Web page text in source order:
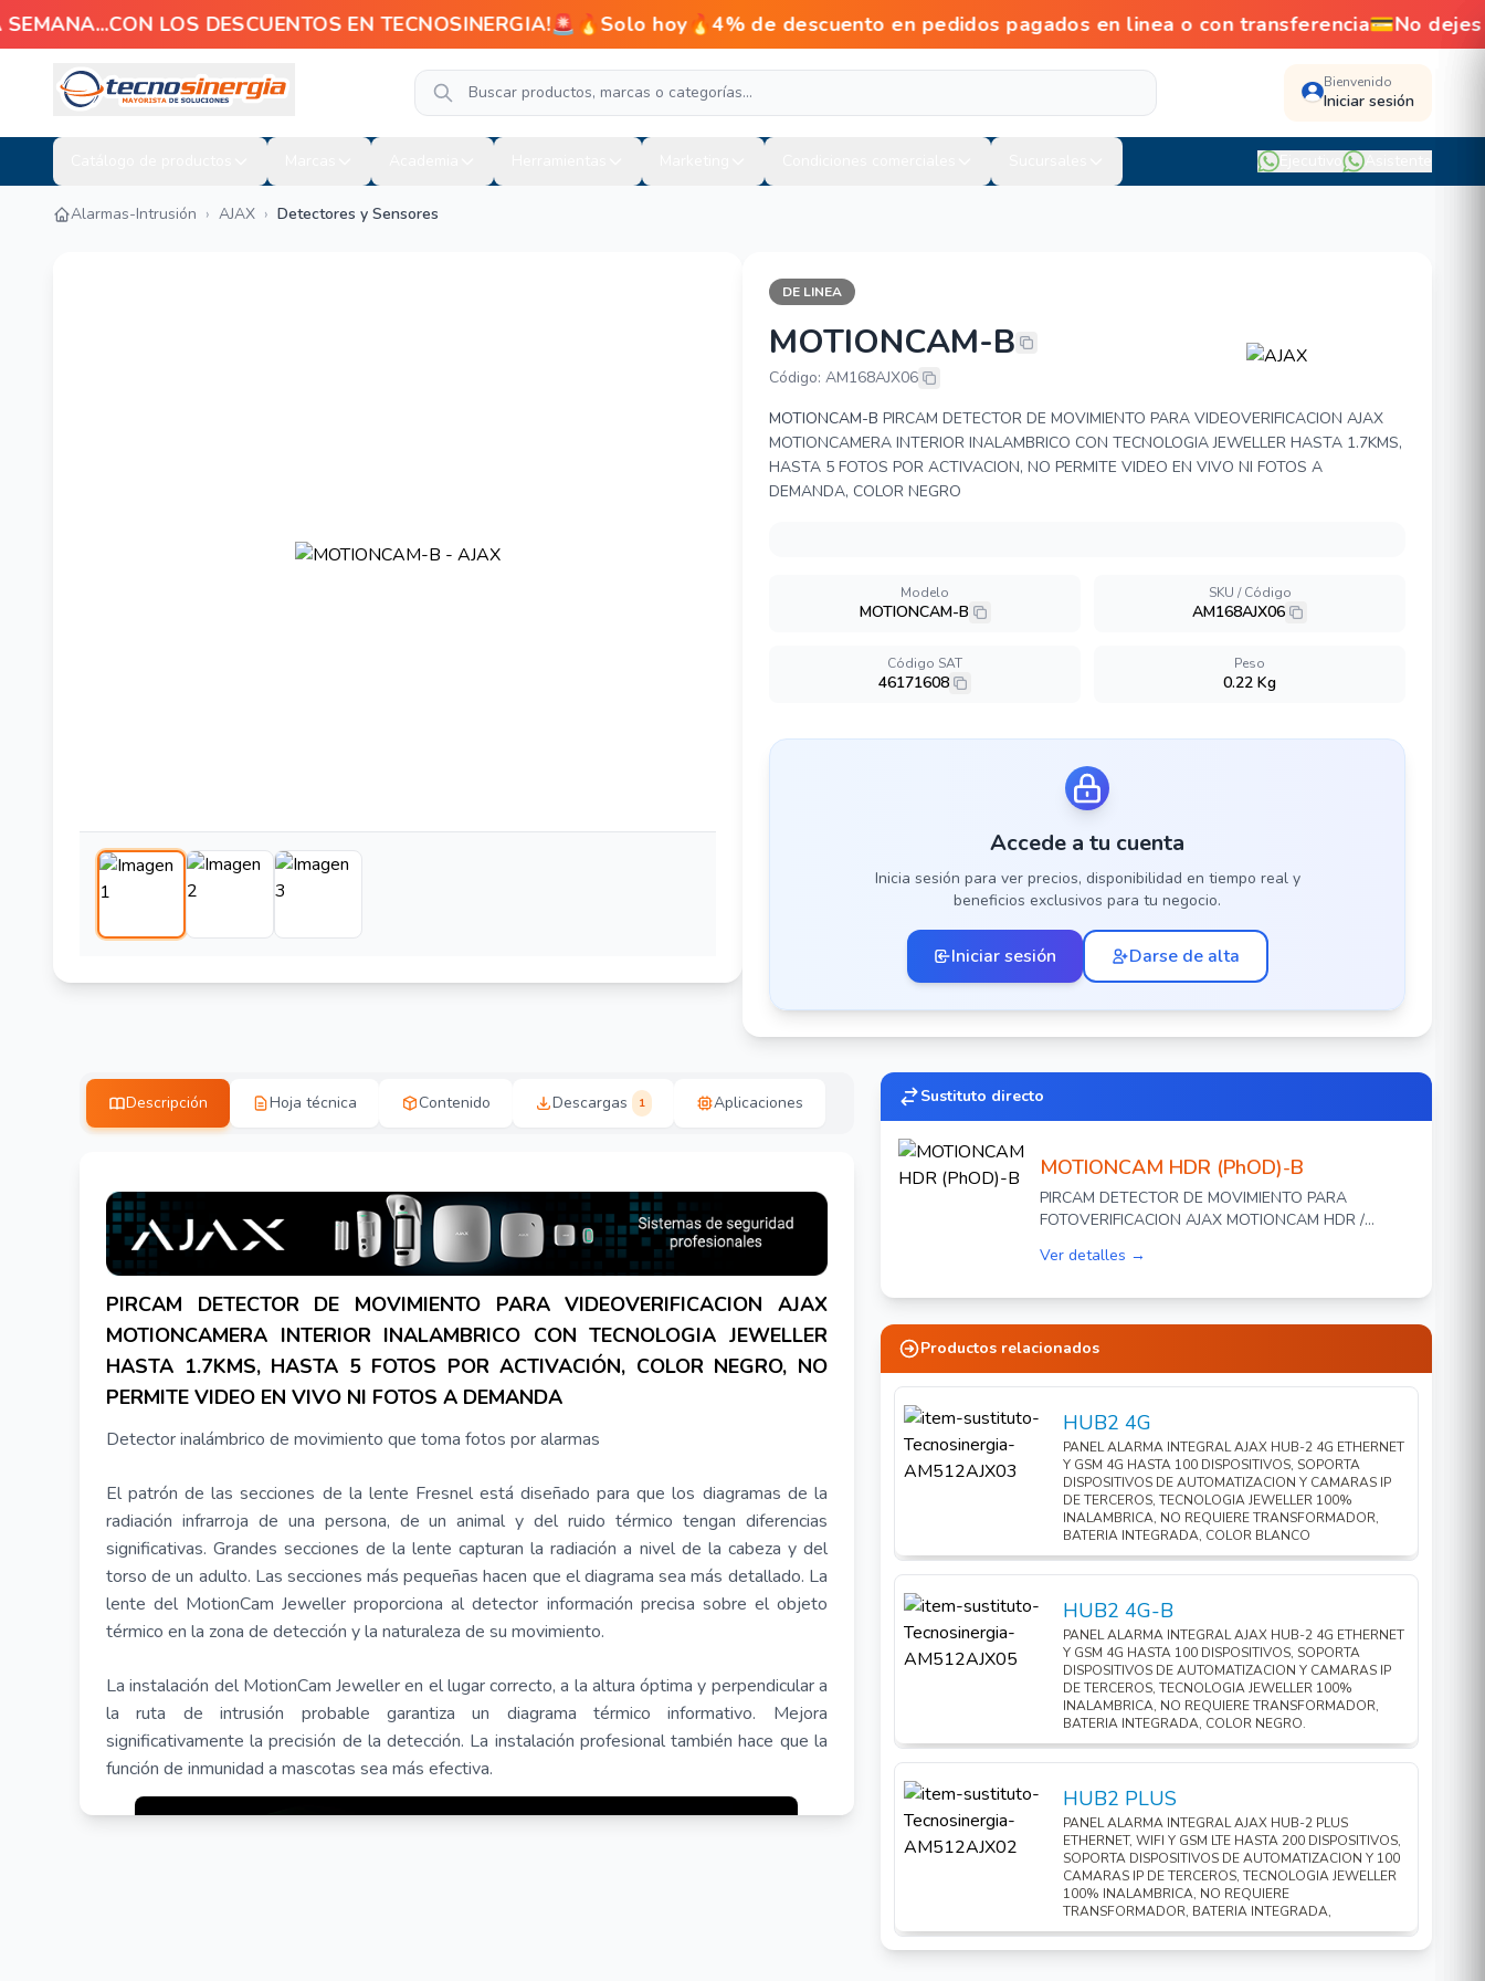
LOS DESCUENTOS EN TECNOSINERGIA!🚨🔥Solo hoy🔥4% de descuento en pedidos pagados en linea o con transferencia💳No
Bienvenido
Iniciar sesión
Alarmas-Intrusión › AJAX › Detectores y Sensores
DE LINEA
AJAX MOTIONCAM-B
MOTIONCAM-B
Código: AM168AJX06
MOTIONCAM-B PIRCAM DETECTOR DE MOVIMIENTO PARA VIDEOVERIFICACION AJAX
MOTIONCAMERA INTERIOR INALAMBRICO CON TECNOLOGIA JEWELLER HASTA 1.7KMS,
HASTA 5 FOTOS POR ACTIVACION, NO PERMITE VIDEO EN VIVO NI FOTOS A
DEMANDA, COLOR NEGRO
Modelo
MOTIONCAM-B
SKU / Código
AM168AJX06
Código SAT
46171608
Peso
0.22 Kg
Accede a tu cuenta
Inicia sesión para ver precios, disponibilidad en tiempo real y
beneficios exclusivos para tu negocio.
Iniciar sesión Darse de alta
Descripción Hoja técnica Contenido Descargas 1 Aplicaciones
PIRCAM DETECTOR DE MOVIMIENTO PARA VIDEOVERIFICACION AJAX
MOTIONCAMERA INTERIOR INALAMBRICO CON TECNOLOGIA JEWELLER
HASTA 1.7KMS, HASTA 5 FOTOS POR ACTIVACIÓN, COLOR NEGRO, NO
PERMITE VIDEO EN VIVO NI FOTOS A DEMANDA
Detector inalámbrico de movimiento que toma fotos por alarmas
El patrón de las secciones de la lente Fresnel está diseñado para que los diagramas de la
radiación infrarroja de una persona, de un animal y del ruido térmico tengan diferencias
significativas. Grandes secciones de la lente capturan la radiación a nivel de la cabeza y del
torso de un adulto. Las secciones más pequeñas hacen que el diagrama sea más detallado. La
lente del MotionCam Jeweller proporciona al detector información precisa sobre el objeto
térmico en la zona de detección y la naturaleza de su movimiento.
La instalación del MotionCam Jeweller en el lugar correcto, a la altura óptima y perpendicular a
la ruta de intrusión probable garantiza un diagrama térmico informativo. Mejora
significativamente la precisión de la detección. La instalación profesional también hace que la
función de inmunidad a mascotas sea más efectiva.
Sustituto directo
MOTIONCAM HDR (PhOD)-B
PIRCAM DETECTOR DE MOVIMIENTO PARA
FOTOVERIFICACION AJAX MOTIONCAM HDR /
DEMANDA PHoD / INALAMBRICO CON TECNOLOGIA
Ver detalles →
Productos relacionados
HUB2 4G
PANEL ALARMA INTEGRAL AJAX HUB-2 4G ETHERNET
Y GSM 4G HASTA 100 DISPOSITIVOS, SOPORTA
DISPOSITIVOS DE AUTOMATIZACION Y CAMARAS IP
DE TERCEROS, TECNOLOGIA JEWELLER 100%
INALAMBRICA, NO REQUIERE TRANSFORMADOR,
BATERIA INTEGRADA, COLOR BLANCO
HUB2 4G-B
PANEL ALARMA INTEGRAL AJAX HUB-2 4G ETHERNET
Y GSM 4G HASTA 100 DISPOSITIVOS, SOPORTA
DISPOSITIVOS DE AUTOMATIZACION Y CAMARAS IP
DE TERCEROS, TECNOLOGIA JEWELLER 100%
INALAMBRICA, NO REQUIERE TRANSFORMADOR,
BATERIA INTEGRADA, COLOR NEGRO.
HUB2 PLUS
PANEL ALARMA INTEGRAL AJAX HUB-2 PLUS
ETHERNET, WIFI Y GSM LTE HASTA 200 DISPOSITIVOS,
SOPORTA DISPOSITIVOS DE AUTOMATIZACION Y 100
CAMARAS IP DE TERCEROS, TECNOLOGIA JEWELLER
100% INALAMBRICA, NO REQUIERE
TRANSFORMADOR, BATERIA INTEGRADA,